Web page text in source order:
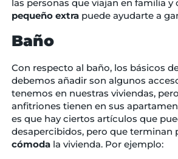
las personas que viajan en familia y
pequeño extrapuede ayudarte a
Baño
Con respecto al baño, los básicos
debemos añadir son algunos
tenemos en nuestras viviendas,
anfitriones tienen en sus
es que hay ciertos artículos que
desapercibidos, pero que terminan
cómodala vivienda. Por ejemplo: